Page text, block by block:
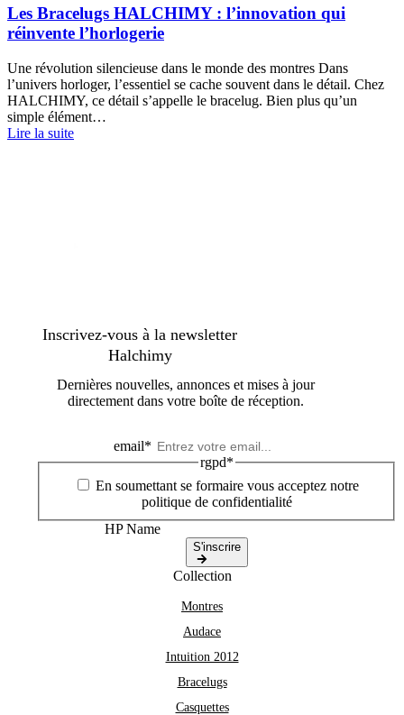
Les Bracelugs HALCHIMY : l’innovation qui
réinvente l’horlogerie
Une révolution silencieuse dans le monde des montres Dans
l’univers horloger, l’essentiel se cache souvent dans le détail. Chez
HALCHIMY, ce détail s’appelle le bracelug. Bien plus qu’un
simple élément…
Lire la suite
Inscrivez-vous à la newsletter
Halchimy
Dernières nouvelles, annonces et mises à jour
directement dans votre boîte de réception.
email*
rgpd*
En soumettant se formaire vous acceptez notre
politique de confidentialité
HP Name
S'inscrire
Collection
Montres
Audace
Intuition 2012
Bracelugs
Casquettes